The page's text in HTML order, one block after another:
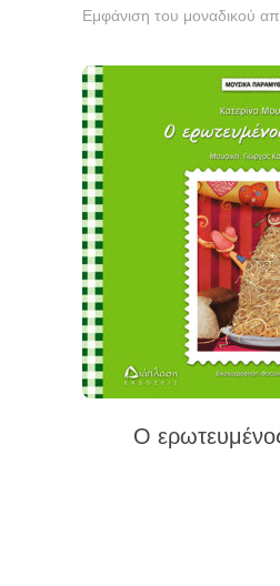
Εμφάνιση του μοναδικού
Ο